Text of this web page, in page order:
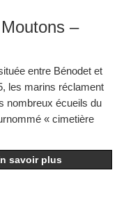
–
entre Bénodet et
les marins réclament
nombreux écueils du
« cimetière
savoir plus